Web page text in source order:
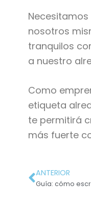
nosotros
tranquilos
a nuestro
Como
etiqueta
te permitirá
más fuerte
ANTERIOR